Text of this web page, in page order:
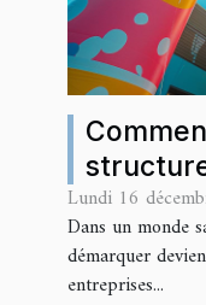
son
Lundi 16
Dans un monde
démarquer
entreprises...